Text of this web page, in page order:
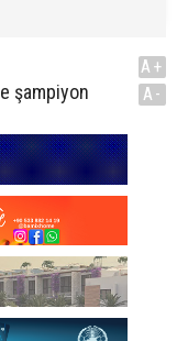
şampiyon
A+
A-